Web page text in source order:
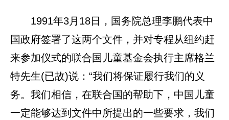
1991年3月18日，国务院总理李鹏代表中
国政府签署了这两个文件，并对专程从纽约赶
来参加仪式的联合国儿童基金会执行主席格兰
特先生(已故)说：“我们将保证履行我们的义
务。我们相信，在联合国的帮助下，中国儿童
一定能够达到文件中所提出的一些要求，我们